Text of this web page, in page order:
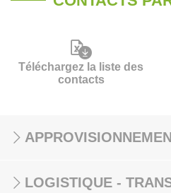
Téléchargez la liste des
contacts
LOGISTIQUE -